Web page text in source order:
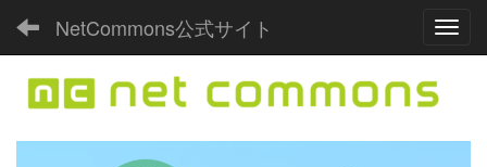
NetCommons公式サイト